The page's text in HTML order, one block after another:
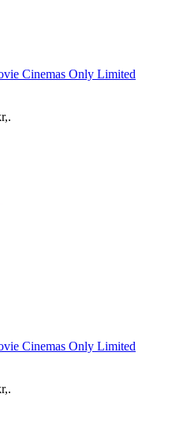
Cinemas Only Limited
,.
Cinemas Only Limited
,.